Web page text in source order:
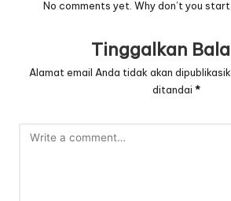
No comments yet. Why don’t you
Tinggalkan
Alamat email Anda tidak akan
ditandai *